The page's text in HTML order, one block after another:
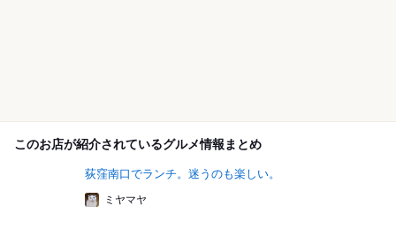
このお店が紹介されているグルメ情報まとめ
荻窪南口でランチ。迷うのも楽しい。
ミヤマヤ